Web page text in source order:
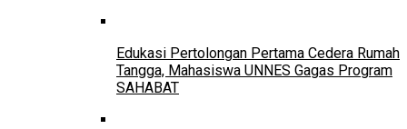
Edukasi Pertolongan Pertama Cedera Rumah
Tangga, Mahasiswa UNNES Gagas Program
SAHABAT